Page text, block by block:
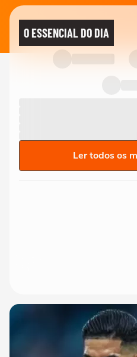
O ESSENCIAL DO DIA
Ler todos os